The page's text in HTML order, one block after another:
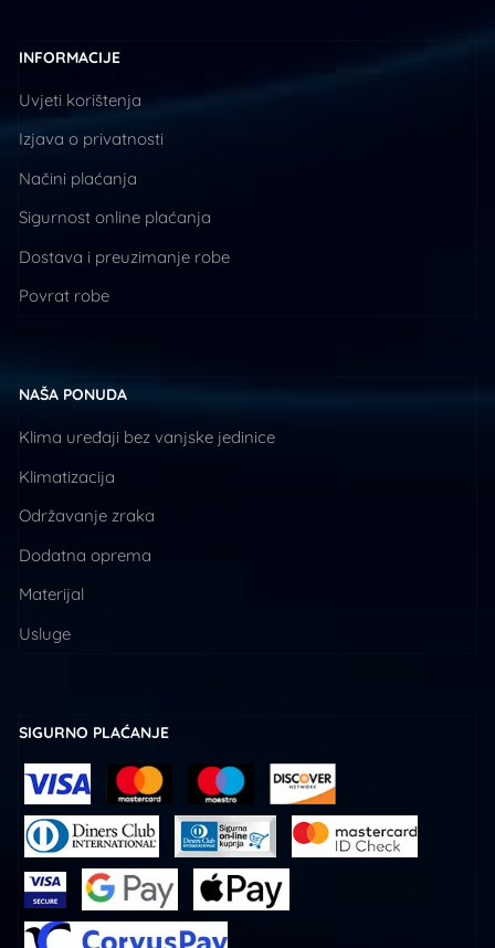
INFORMACIJE
Uvjeti korištenja
Izjava o privatnosti
Načini plaćanja
Sigurnost online plaćanja
Dostava i preuzimanje robe
Povrat robe
NAŠA PONUDA
Klima uređaji bez vanjske jedinice
Klimatizacija
Održavanje zraka
Dodatna oprema
Materijal
Usluge
SIGURNO PLAĆANJE